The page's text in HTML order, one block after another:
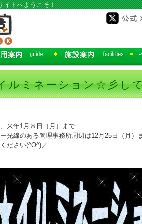
イトへようこそ！
ルミネーション☆彡し
来年1月８日（月）まで
光線のある管理事務所周辺は12月25日（月）
ださい(^O^)／